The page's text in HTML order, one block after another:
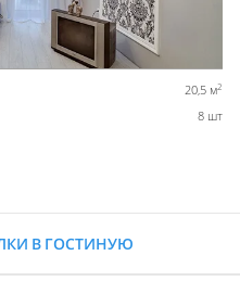
20,5 м2
8 шт
В ГОСТИНУЮ